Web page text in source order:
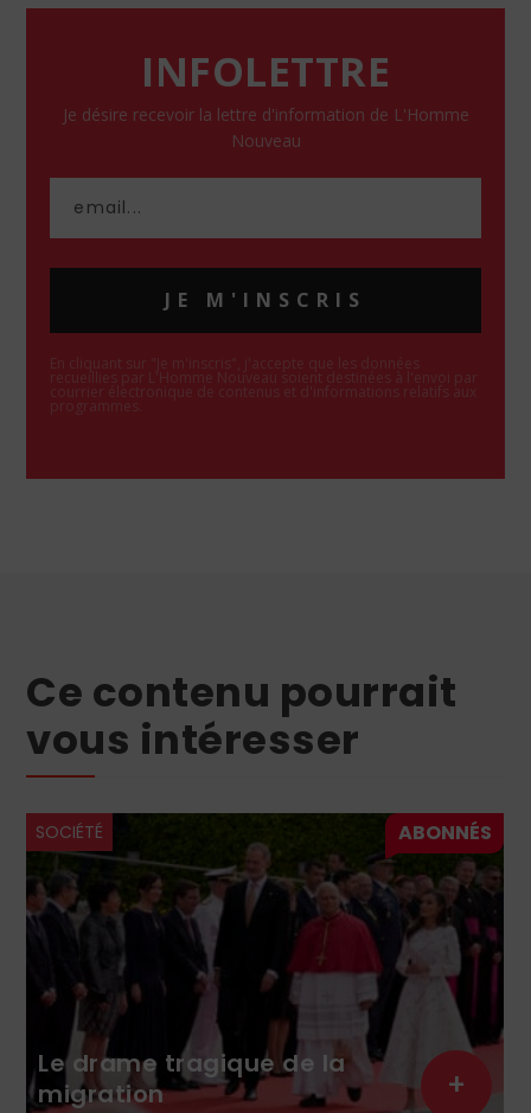
INFOLETTRE
Je désire recevoir la lettre d'information de L'Homme
Nouveau
JE M'INSCRIS
En cliquant sur "Je m'inscris", j'accepte que les données
recueillies par L'Homme Nouveau soient destinées à l'envoi par
courrier électronique de contenus et d'informations relatifs aux
programmes.
Ce contenu pourrait
vous intéresser
SOCIÉTÉ
Le drame tragique de la
migration
+